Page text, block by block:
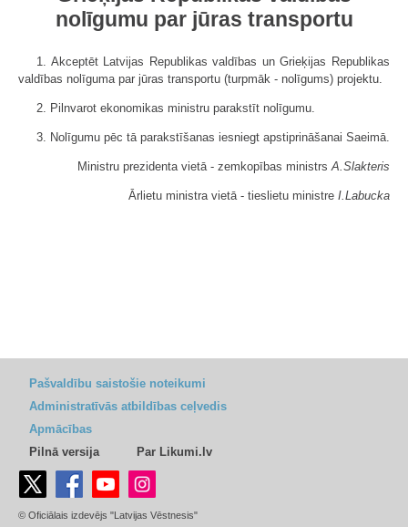
nolīgumu par jūras transportu
1. Akceptēt Latvijas Republikas valdības un Grieķijas Republikas
valdības nolīguma par jūras transportu (turpmāk - nolīgums) projektu.
2. Pilnvarot ekonomikas ministru parakstīt nolīgumu.
3. Nolīgumu pēc tā parakstīšanas iesniegt apstiprināšanai Saeimā.
Ministru prezidenta vietā - zemkopības ministrsA.Slakteris
Ārlietu ministra vietā - tieslietu ministre I.Labucka
Pašvaldību saistošie noteikumi
Administratīvās atbildības ceļvedis
Apmācības
Pilnā versija
Par Likumi.lv
© Oficiālais izdevējs "Latvijas Vēstnesis"